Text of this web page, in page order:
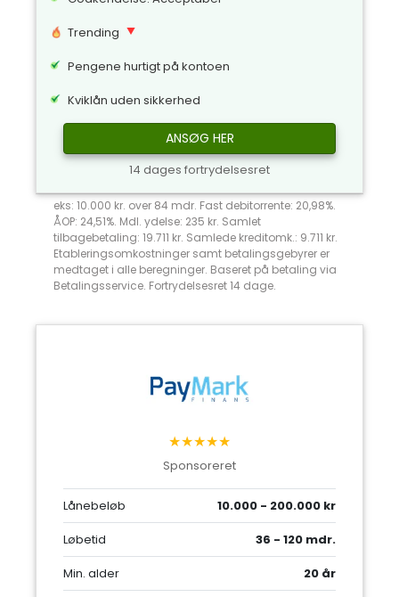
Trending
Pengene hurtigt på kontoen
Kviklån uden sikkerhed
ANSØG HER
14 dages fortrydelsesret
eks: 10.000 kr. over 84 mdr. Fast debitorrente: 20,98%.
ÅOP: 24,51%. Mdl. ydelse: 235 kr. Samlet
tilbagebetaling: 19.711 kr. Samlede kreditomk.: 9.711 kr.
Etableringsomkostninger samt betalingsgebyrer er
medtaget i alle beregninger. Baseret på betaling via
Betalingsservice. Fortrydelsesret 14 dage.
★★★★★
Sponsoreret
Lånebeløb
10.000 - 200.000 kr
Løbetid
36 - 120 mdr.
Min. alder
20 år